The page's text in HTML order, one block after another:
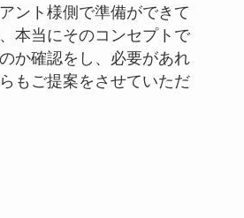
ント様側で準備ができて
本当にそのコンセプトで
か確認をし、必要があれ
もご提案をさせていただ